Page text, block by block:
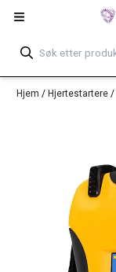
Hopp til innhold
Hjem / Hjertestartere /